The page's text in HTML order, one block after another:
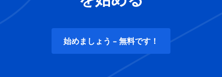
始めましょう - 無料です！